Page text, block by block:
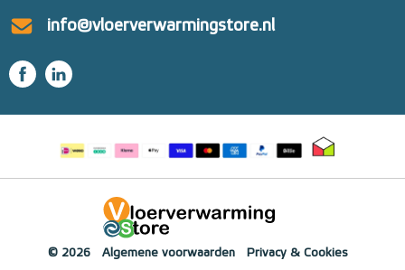
info@vloerverwarmingstore.nl
© 2026 Algemene voorwaarden Privacy & Cookies